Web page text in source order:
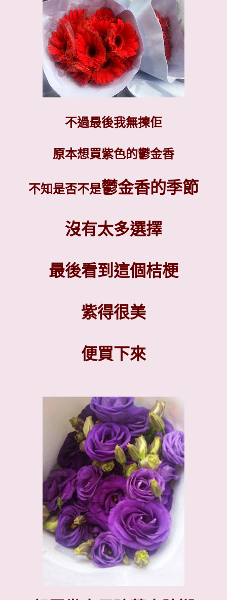
不過最後我無揀佢
原本想買紫色的鬱金香
不知是否不是鬱金香的季節
沒有太多選擇
最後看到這個桔梗
紫得很美
便買下來